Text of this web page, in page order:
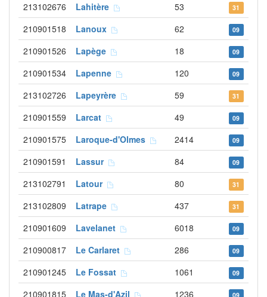
213102676 Lahitère 53 31
210901518 Lanoux 62 09
210901526 Lapège 18 09
210901534 Lapenne 120 09
213102726 Lapeyrère 59 31
210901559 Larcat 49 09
210901575 Laroque-d'Olmes 2414 09
210901591 Lassur 84 09
213102791 Latour 80 31
213102809 Latrape 437 31
210901609 Lavelanet 6018 09
210900817 Le Carlaret 286 09
210901245 Le Fossat 1061 09
210901815 Le Mas-d'Azil 1236 09